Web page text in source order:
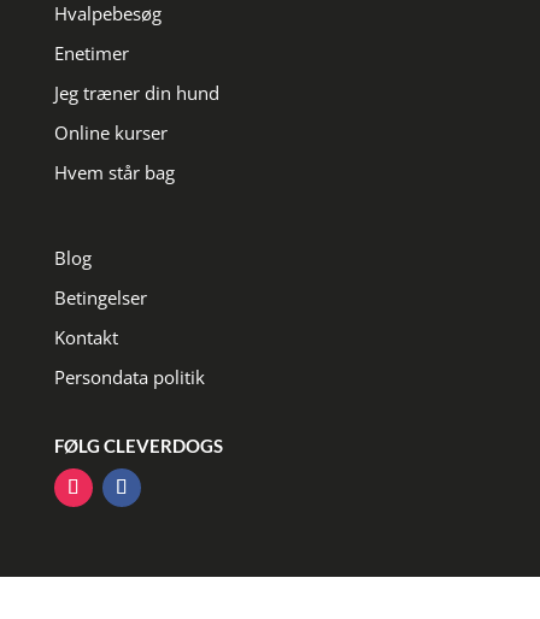
Hvalpebesøg
Enetimer
Jeg træner din hund
Online kurser
Hvem står bag
Blog
Betingelser
Kontakt
Persondata politik
FØLG CLEVERDOGS